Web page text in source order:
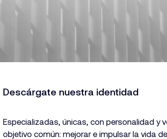
Descárgate nuestra identidad
Especializadas, únicas, con personalidad y
objetivo común: mejorar e impulsar la vida